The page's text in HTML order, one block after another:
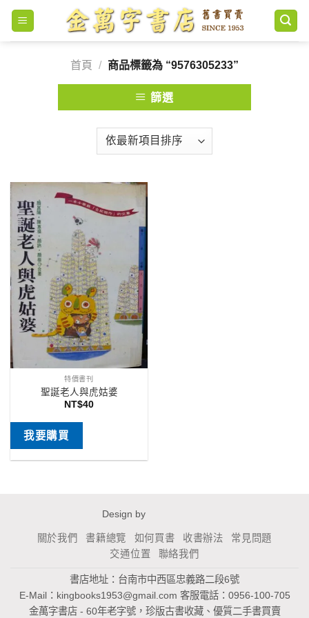
Skip
content
首頁
/ 商品標籤為 “9576305233”
篩選
特價書刊
聖誕老人與虎姑婆
NT$40
我要購買
Design by
關於我們 書籍總覽 如何買書 收書辦法
常見問題
交通位置
聯絡我們
書店地址：台南市中西區忠義路二段6號
E-Mail： kingbooks1953@gmail.com 客服電話：0956-100-705
金萬字書店 - 60年老字號，珍版古書收藏、優質二手書買賣